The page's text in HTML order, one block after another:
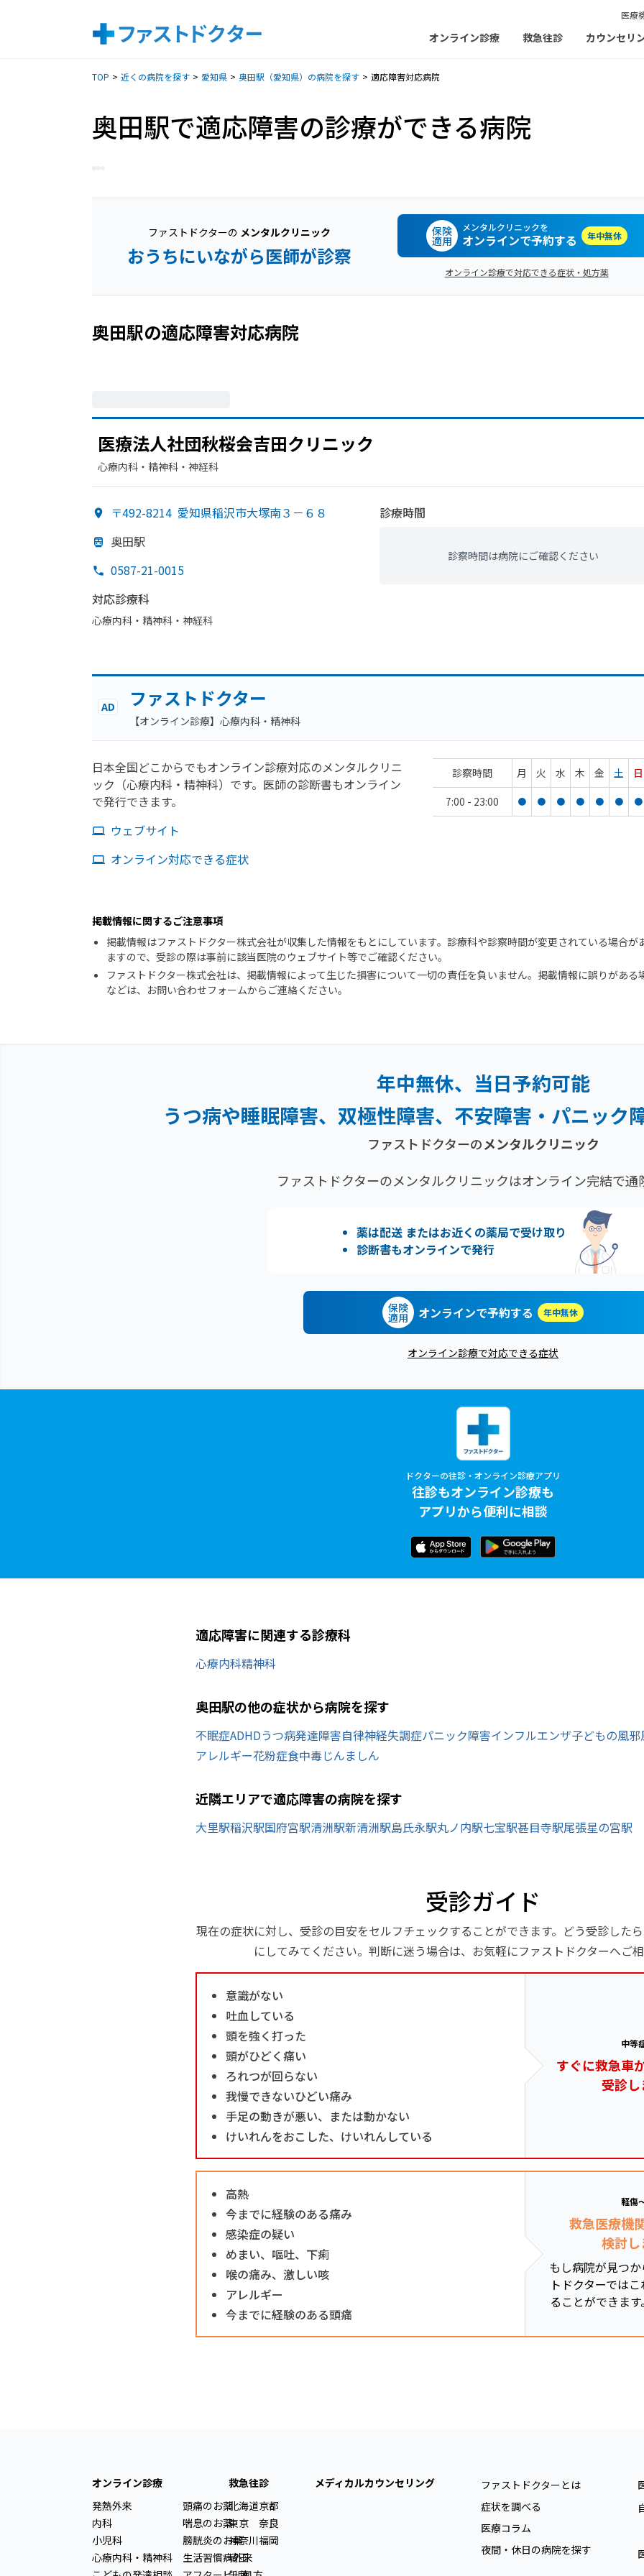
医療
オンライン診療 救急往診 カウンセリ
TOP 近くの病院を探す 愛知県 奥田駅（愛知県）の病院を探す 適応障害対応病院
奥田駅で適応障害の診療ができる病院
ファストドクターの メンタルクリニック
おうちにいながら医師が診察
保険
適用
メンタルクリニックを
オンラインで予約する 年中無休
オンライン診療で対応できる症状・処方薬
奥田駅の適応障害対応病院
医療法人社団秋桜会吉田クリニック
心療内科・​精神科・神経科
〒492-8214 愛知県稲沢市大塚南３－６８
奥田駅
0587-21-0015
対応診療科
心療内科・​精神科・神経科
診療時間
診察時間は病院にご確認ください
AD ファストドクター
【オンライン診療】心療内科・精神科
日本全国どこからでもオンライン診療対応のメンタルクリニ
ック（心療内科・精神科）です。医師の診断書もオンライン
で発行できます。
ウェブサイト
オンライン対応できる症状
診察時間 月 火 水 木 金 土 日
7:00 - 23:00
● ● ● ● ● ● ●
掲載情報に関するご注意事項
掲載情報はファストドクター株式会社が収集した情報をもとにしています。診療科や診察時間が変更されている場合が
ますので、受診の際は事前に該当医院のウェブサイト等でご確認ください。
ファストドクター株式会社は、掲載情報によって生じた損害について一切の責任を負いません。掲載情報に誤りがある
などは、お問い合わせフォームからご連絡ください。
年中無休、当日予約可能
うつ病や睡眠障害、双極性障害、 不安障害・パニック
ファストドクターのメンタルクリニック
ファストドクターのメンタルクリニックはオンライン完結で通
薬は配送 またはお近くの薬局で受け取り
診断書もオンラインで発行
保険
適用 オンラインで予約する 年中無休
オンライン診療で対応できる症状
ドクターの往診・オンライン診療アプリ
往診もオンライン診療も
アプリから便利に相談
適応障害に関連する診療科
心療内科精神科
奥田駅の他の症状から病院を探す
不眠症ADHDうつ病発達障害自律神経失調症パニック障害インフルエンザ子どもの風邪
アレルギー花粉症食中毒じんましん
近隣エリアで適応障害の病院を探す
大里駅稲沢駅国府宮駅清洲駅新清洲駅島氏永駅丸ノ内駅七宝駅甚目寺駅尾張星の宮駅
受診ガイド
現在の症状に対し、受診の目安をセルフチェックすることができます。どう受診した
にしてみてください。判断に迷う場合は、お気軽にファストドクターへご相
意識がない
吐血している
頭を強く打った
頭がひどく痛い
ろれつが回らない
我慢できないひどい痛み
手足の動きが悪い、または動かない
けいれんをおこした、けいれんしている
中等
すぐに救急車
受診し
高熱
今までに経験のある痛み
感染症の疑い
めまい、嘔吐、下痢
喉の痛み、激しい咳
アレルギー
今までに経験のある頭痛
軽傷
救急医療機
検討し
もし病院が見つ
トドクターでは
ることができます
オンライン診療
発熱外来
内科
小児科
心療内科・精神科
頭痛のお薬
喘息のお薬
膀胱炎のお薬
生活習慣病外来
救急往診
北海道
東京
神奈川
埼玉
京都
奈良
福岡
メディカルカウンセリング
ファストドクターとは
症状を調べる
医療コラム
夜間・休日の病院を探す